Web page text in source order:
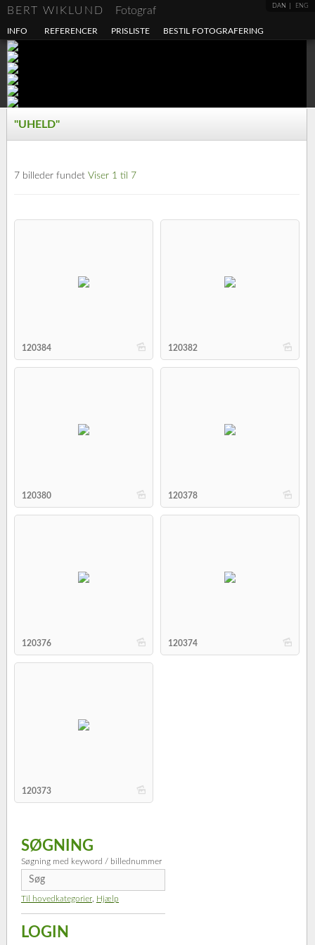
DAN ENG
BERT WIKLUND Fotograf
INFO REFERENCER PRISLISTE BESTIL FOTOGRAFERING
"UHELD"
7 billeder fundet Viser 1 til 7
b
120384 b
120382
b
120380 b
120378
b
120376 b
120374
b
120373
SØGNING
Søgning med keyword / billednummer
Til hovedkategorier Hjælp
LOGIN